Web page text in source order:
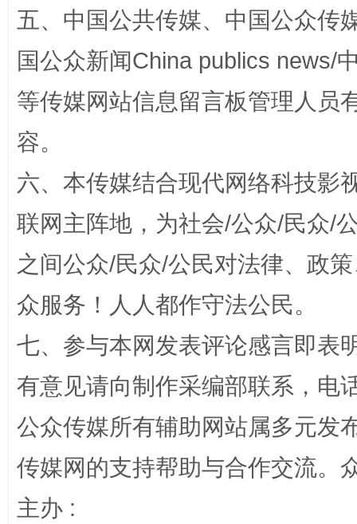
网上购药对药下症？
五、中国公共传媒、中国公众传
国公众新闻China publics news/
等传媒网站信息留言板管理人员
容。
六、本传媒结合现代网络科技影
联网主阵地，为社会/公众/民众/
之间公众/民众/公民对法律、政
众服务！人人都作守法公民。
七、参与本网发表评论感言即表
有意见请向制作采编部联系，电
公众传媒所有辅助网站属多元发
传媒网的支持帮助与合作交流。
主办 :